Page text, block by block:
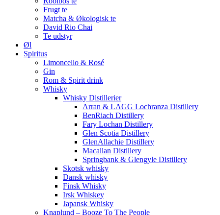
Frugt te
Matcha & Økologisk te
David Rio Chai
Te udstyr
Øl
Spiritus
Limoncello & Rosé
Gin
Rom & Spirit drink
Whisky
Whisky Distillerier
Arran & LAGG Lochranza Distillery
BenRiach Distillery
Fary Lochan Distillery
Glen Scotia Distillery
GlenAllachie Distillery
Macallan Distillery
Springbank & Glengyle Distillery
Skotsk whisky
Dansk whisky
Finsk Whisky
Irsk Whiskey
Japansk Whisky
Knaplund – Booze To The People